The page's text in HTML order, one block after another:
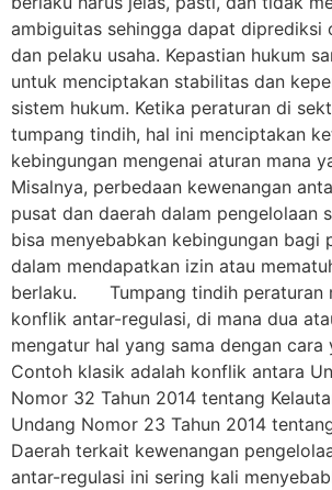
ambiguitas sehingga dapat diprediksi
dan pelaku usaha. Kepastian hukum
untuk menciptakan stabilitas dan
sistem hukum. Ketika peraturan di
tumpang tindih, hal ini menciptakan
kebingungan mengenai aturan mana
Misalnya, perbedaan kewenangan
pusat dan daerah dalam pengelolaan
bisa menyebabkan kebingungan bagi
dalam mendapatkan izin atau
berlaku. Tumpang tindih peraturan
konflik antar-regulasi, di mana dua
mengatur hal yang sama dengan cara
Contoh klasik adalah konflik antara
Nomor 32 Tahun 2014 tentang
Undang Nomor 23 Tahun 2014
Daerah terkait kewenangan
antar-regulasi ini sering kali